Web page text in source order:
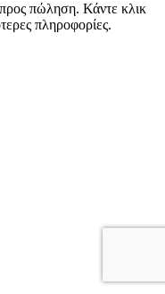
πώληση. Κάντε κλικ
πληροφορίες.